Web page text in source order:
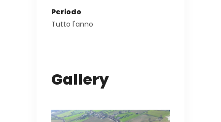
Periodo
Tutto l'anno
Gallery